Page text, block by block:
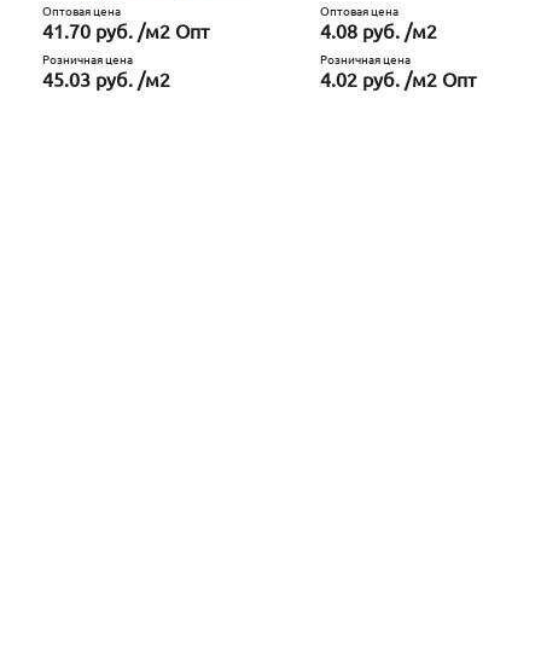
Оптовая цена
41.70 руб. /м2 Опт
Розничная цена
45.03 руб. /м2
Оптовая цена
4.08 руб. /м2
Розничная цена
4.02 руб. /м2 Опт